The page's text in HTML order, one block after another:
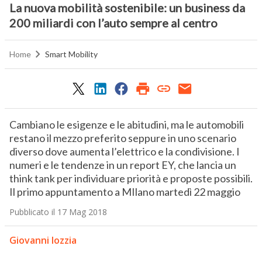
La nuova mobilità sostenibile: un business da
200 miliardi con l’auto sempre al centro
Home Smart Mobility
Cambiano le esigenze e le abitudini, ma le automobili
restano il mezzo preferito seppure in uno scenario
diverso dove aumenta l’elettrico e la condivisione. I
numeri e le tendenze in un report EY, che lancia un
think tank per individuare priorità e proposte possibili.
Il primo appuntamento a MIlano martedì 22 maggio
Pubblicato il 17 Mag 2018
Giovanni Iozzia